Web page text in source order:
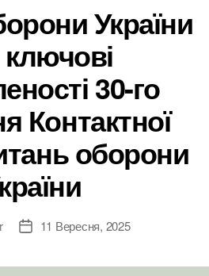
України
30-го
Контактної
оборони
Дата11 Вересня, 2025